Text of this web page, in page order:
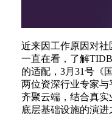
近来因工作原因对
一直在看，了解
的适配，3月31号《
两位资深行业专家
齐聚云端，结合真
底层基础设施的演